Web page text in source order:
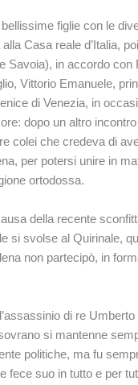
figlie con le
Casa reale d’Italia,
Savoia), in accordo
Vittorio Emanuele,
di Venezia, in
dopo un altro
colei che credeva di
per potersi unire in
ortodossa.
della recente
si svolse al Quirinale,
non partecipò, in
di re
si mantenne
politiche, ma fu
fece suo in tutto e per